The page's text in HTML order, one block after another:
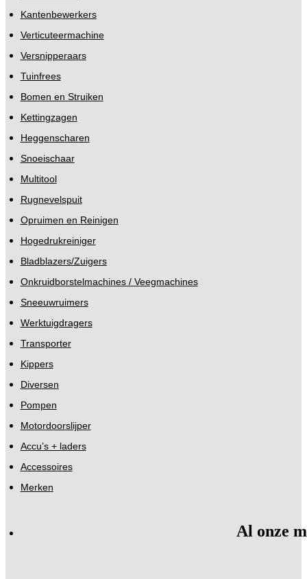
Kantenbewerkers
Verticuteermachine
Versnipperaars
Tuinfrees
Bomen en Struiken
Kettingzagen
Heggenscharen
Snoeischaar
Multitool
Rugnevelspuit
Opruimen en Reinigen
Hogedrukreiniger
Bladblazers/Zuigers
Onkruidborstelmachines / Veegmachines
Sneeuwruimers
Werktuigdragers
Transporter
Kippers
Diversen
Pompen
Motordoorslijper
Accu’s + laders
Accessoires
Merken
Al onze